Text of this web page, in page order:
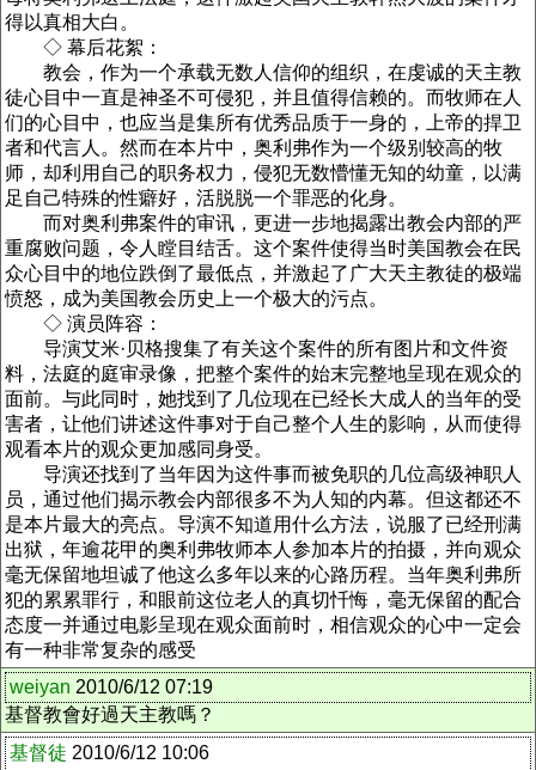
得以真相大白。
◇ 幕后花絮：
教会，作为一个承载无数人信仰的组织，在虔诚的天主教
徒心目中一直是神圣不可侵犯，并且值得信赖的。而牧师在人
们的心目中，也应当是集所有优秀品质于一身的，上帝的捍卫
者和代言人。然而在本片中，奥利弗作为一个级别较高的牧
师，却利用自己的职务权力，侵犯无数懵懂无知的幼童，以满
足自己特殊的性癖好，活脱脱一个罪恶的化身。
而对奥利弗案件的审讯，更进一步地揭露出教会内部的严
重腐败问题，令人瞠目结舌。这个案件使得当时美国教会在民
众心目中的地位跌倒了最低点，并激起了广大天主教徒的极端
愤怒，成为美国教会历史上一个极大的污点。
◇ 演员阵容：
导演艾米·贝格搜集了有关这个案件的所有图片和文件资
料，法庭的庭审录像，把整个案件的始末完整地呈现在观众的
面前。与此同时，她找到了几位现在已经长大成人的当年的受
害者，让他们讲述这件事对于自己整个人生的影响，从而使得
观看本片的观众更加感同身受。
导演还找到了当年因为这件事而被免职的几位高级神职人
员，通过他们揭示教会内部很多不为人知的内幕。但这都还不
是本片最大的亮点。导演不知道用什么方法，说服了已经刑满
出狱，年逾花甲的奥利弗牧师本人参加本片的拍摄，并向观众
毫无保留地坦诚了他这么多年以来的心路历程。当年奥利弗所
犯的累累罪行，和眼前这位老人的真切忏悔，毫无保留的配合
态度一并通过电影呈现在观众面前时，相信观众的心中一定会
有一种非常复杂的感受
weiyan 2010/6/12 07:19
基督教會好過天主教嗎？
基督徒 2010/6/12 10:06